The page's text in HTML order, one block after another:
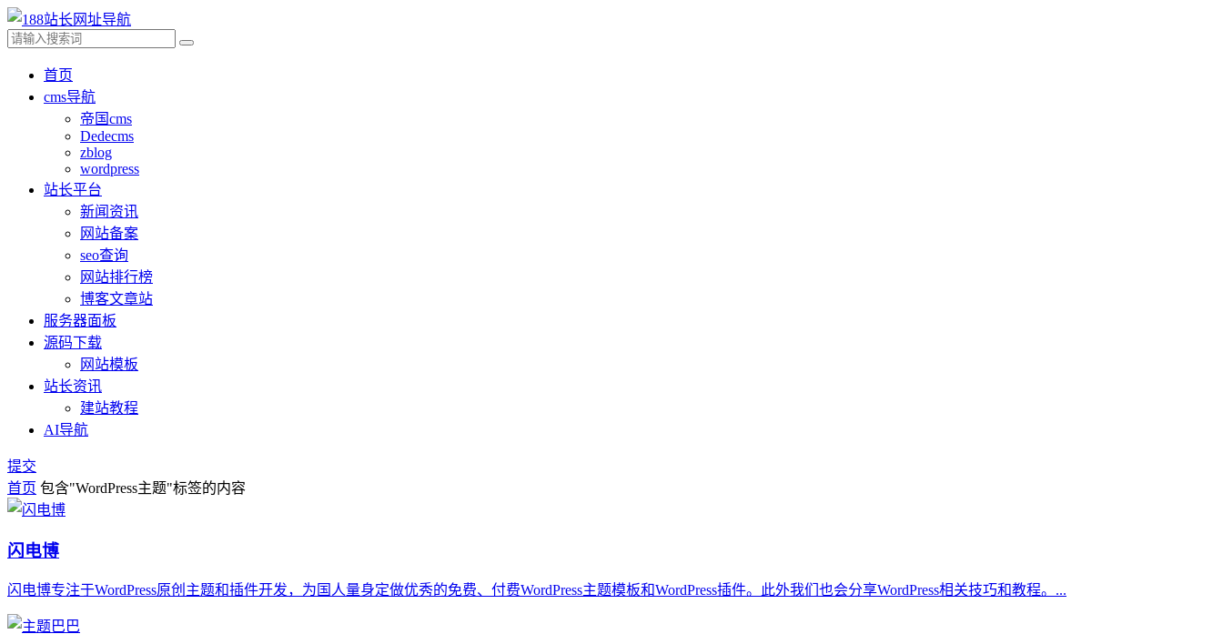
首页
cms导航
帝国cms
Dedecms
zblog
wordpress
站长平台
新闻资讯
网站备案
seo查询
网站排行榜
博客文章站
服务器面板
源码下载
网站模板
站长资讯
建站教程
AI导航
提交
首页 包含"WordPress主题"标签的内容
闪电博
闪电博专注于WordPress原创主题和插件开发，为国人量身定做优秀的免费、付费WordPress主题模板和WordPress插件。此外我们也会分享WordPress相关技巧和教程。...